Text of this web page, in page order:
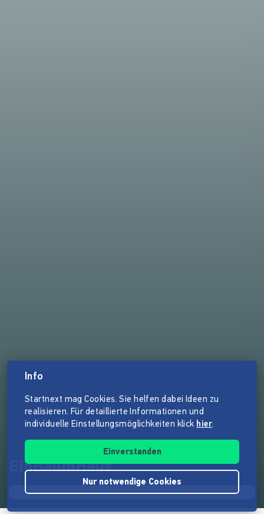
EinBaumHaus
Info
Startnext mag Cookies. Sie helfen dabei Ideen zu
realisieren. Für detaillierte Informationen und
individuelle Einstellungsmöglichkeiten klick hier.
Einverstanden
Nur notwendige Cookies